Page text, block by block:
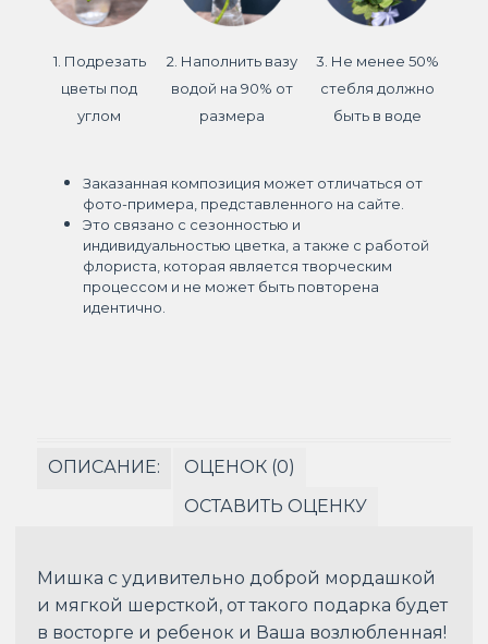
1. Подрезать
цветы под
углом
2. Наполнить вазу
водой на 90% от
размера
3. Не менее 50%
стебля должно
быть в воде
Заказанная композиция может отличаться от
фото-примера, представленного на сайте.
Это связано с сезонностью и
индивидуальностью цветка, а также с работой
флориста, которая является творческим
процессом и не может быть повторена
идентично.
ОПИСАНИЕ:
ОЦЕНОК (0)
ОСТАВИТЬ ОЦЕНКУ
Мишка с удивительно доброй мордашкой
и мягкой шерсткой, от такого подарка будет
в восторге и ребенок и Ваша возлюбленная!